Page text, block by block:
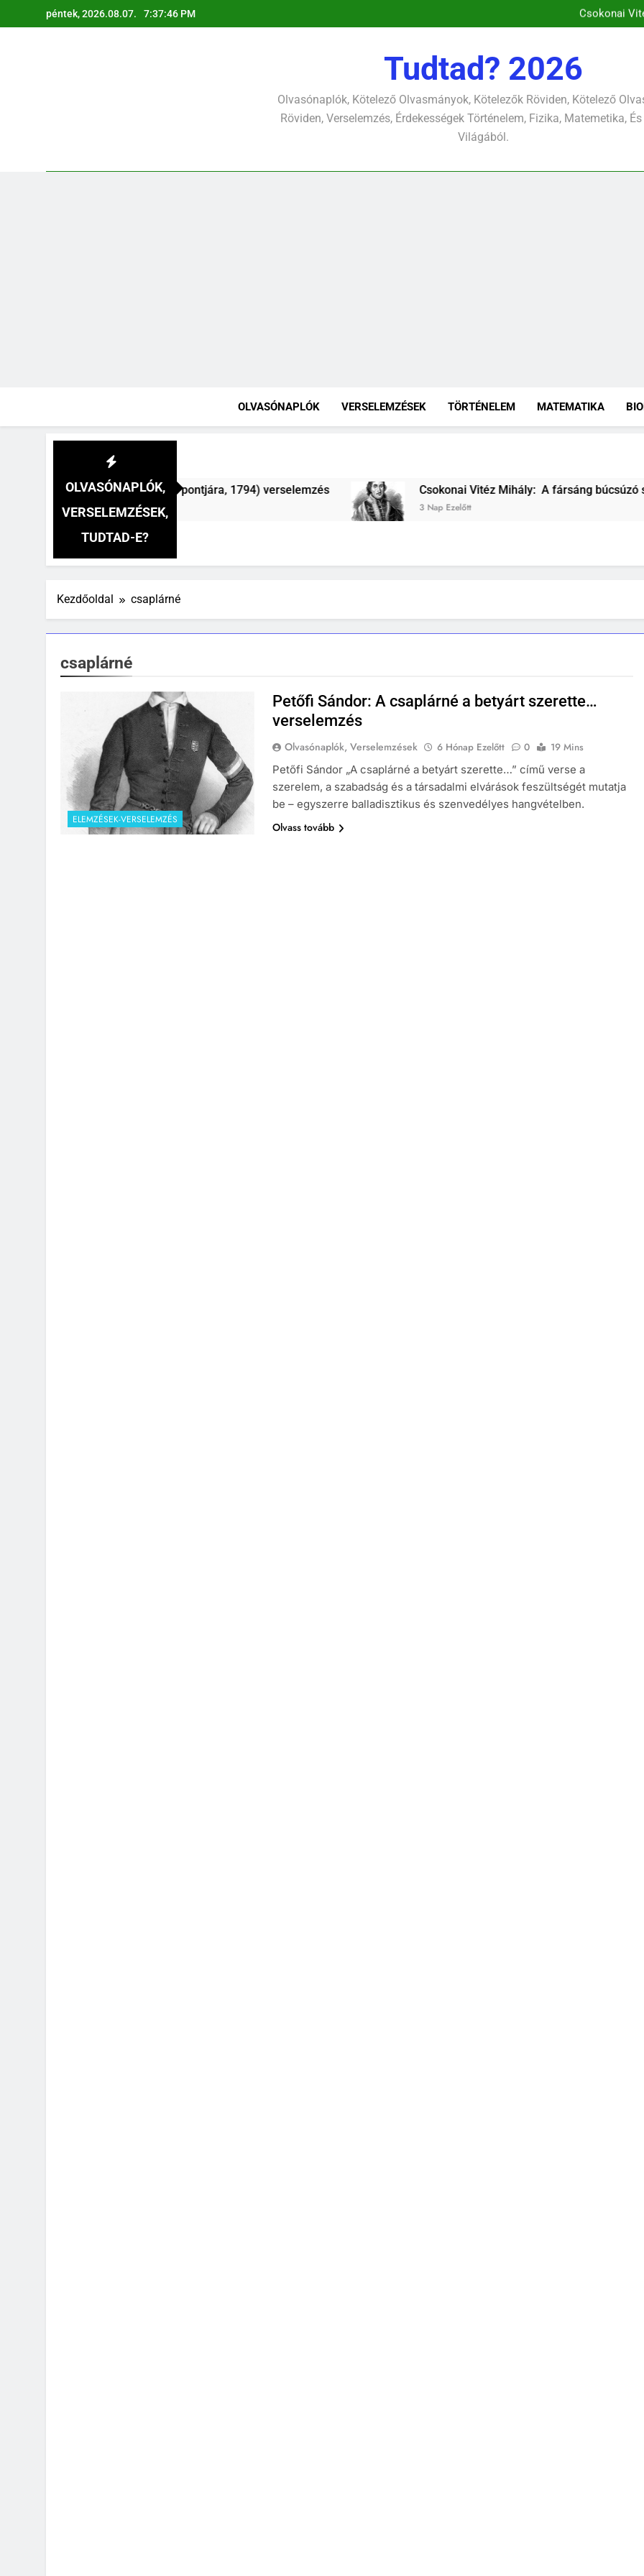
a
péntek, 2026.08.07. 7:37:47 PM
Csokonai
József
Csokonai
Tudtad? 2026
Olvasónaplók, Kötelező Olvasmányok, Kötelezők Röviden, Kötelező
Röviden, Verselemzés, Érdekességek Történelem, Fizika, Matemetika,
Világából.
OLVASÓNAPLÓK VERSELEMZÉSEK TÖRTÉNELEM MATEMATIKA
OLVASÓNAPLÓK,
VERSELEMZÉSEK,
TUDTAD-E?
a dél hév pontjára, 1794) verselemzés Csokonai Vitéz Mihály: A fársáng búcsúzó szavai verselemzés
3 Nap Ezelőtt
Kezdőoldal csaplárné
csaplárné
ELEMZÉSEK-VERSELEMZÉS
Petőfi Sándor: A csaplárné a betyárt szerette…
verselemzés
Olvasónaplók, Verselemzések 6 Hónap Ezelőtt 0
19 Mins
Petőfi Sándor „A csaplárné a betyárt szerette…” című verse a
szerelem, a szabadság és a társadalmi elvárások feszültségét mutatja
be – egyszerre balladisztikus és szenvedélyes hangvételben.
Olvass tovább